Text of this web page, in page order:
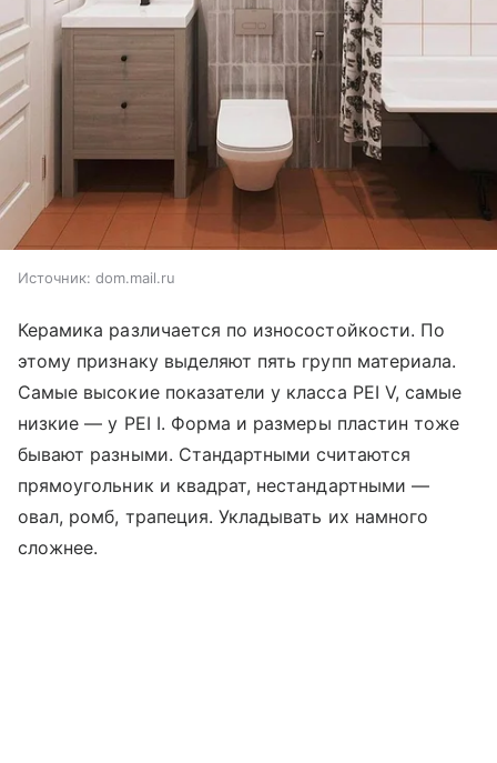
Источник: dom.mail.ru
Керамика различается по износостойкости. По
этому признаку выделяют пять групп материала.
Самые высокие показатели у класса PEI V, самые
низкие — у PEI I. Форма и размеры пластин тоже
бывают разными. Стандартными считаются
прямоугольник и квадрат, нестандартными —
овал, ромб, трапеция. Укладывать их намного
сложнее.